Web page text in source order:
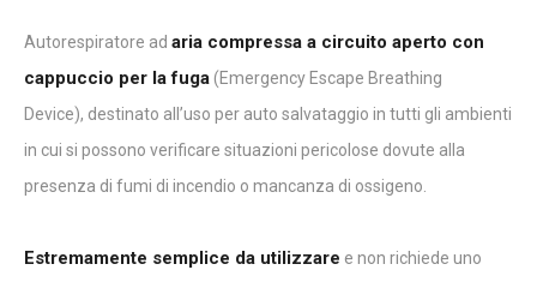
Autorespiratore ad aria compressa a circuito aperto con
cappuccio per la fuga(Emergency Escape Breathing
Device), destinato all’uso per auto salvataggio in tutti gli ambienti
in cui si possono verificare situazioni pericolose dovute alla
presenza di fumi di incendio o mancanza di ossigeno.
Estremamente semplice da utilizzare e non richiede uno